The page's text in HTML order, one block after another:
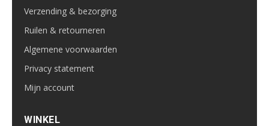
Verzending & bezorging
Ruilen & retourneren
Algemene voorwaarden
Privacy statement
Mijn account
WINKEL